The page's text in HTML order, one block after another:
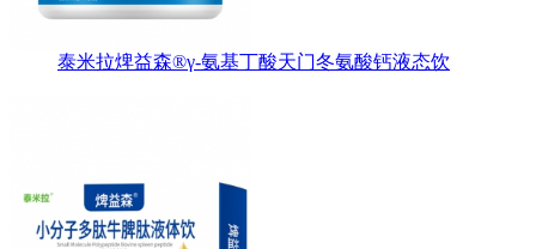
泰米拉焷益森®γ-氨基丁酸天门冬氨酸钙液态饮